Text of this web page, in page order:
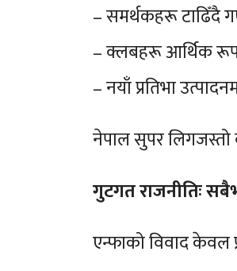
– समर्थकहरू टाढिँदै
– क्लबहरू आर्थिक
– नयाँ प्रतिभा
नेपाल सुपर लिगजस्तो
गुटगत राजनीतिः
एन्फाको विवाद केवल